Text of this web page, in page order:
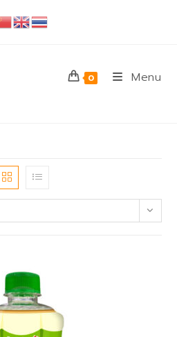
0 Menu